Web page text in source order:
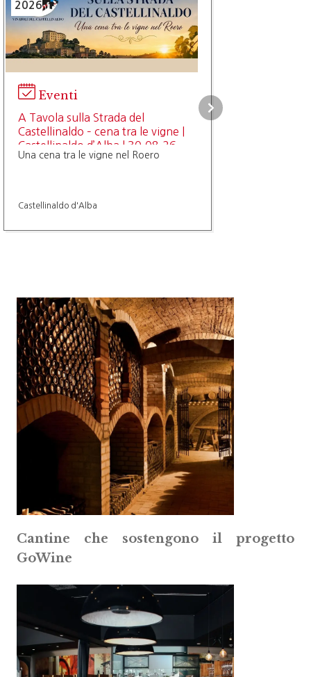
2026
Eventi
A Tavola sulla Strada del
Castellinaldo – cena tra le vigne |
Castellinaldo d’Alba | 30.08.26
Una cena tra le vigne nel Roero
Castellinaldo d'Alba
Cantine che sostengono il progetto
GoWine